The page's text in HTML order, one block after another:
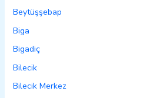
Beytüşşebap
Biga
Bigadiç
Bilecik
Bilecik Merkez